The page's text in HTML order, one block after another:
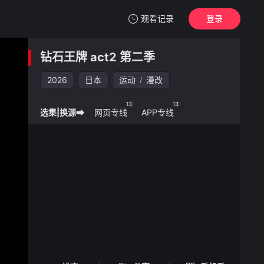
观看记录
我的观影记录
钻石王牌 act2 第二季
登录
钻石王牌 act2 第二季
2026 日本 运动 / 漫改
选集|换源➡ 网页专线
13
APP专线
13